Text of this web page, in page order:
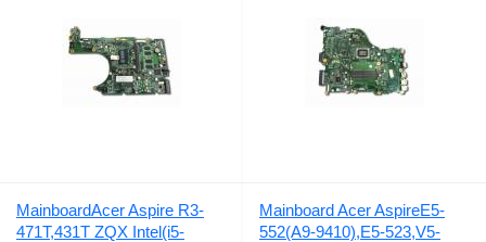
MainboardAcer Aspire R3-
471T,431T ZQX Intel(i5-
Mainboard Acer AspireE5-
552(A9-9410),E5-523,V5-